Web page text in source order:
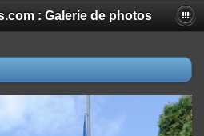
: Galerie de photos